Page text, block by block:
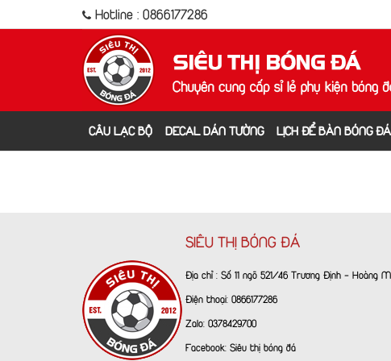
Hotline : 0866177286
CÂU LẠC BỘ DECAL DÁN TƯỜNG LỊCH ĐỂ BÀN BÓNG ĐÁ
SIÊU THỊ BÓNG ĐÁ
Địa chỉ : Số 11 ngõ 521/46 Trương Định - Hoàng
Điện thoại: 0866177286
Zalo: 0378429700
Facebook: Siêu thị bóng đá